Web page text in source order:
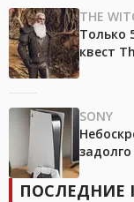
THE
Только
квест
SONY
ПОСЛЕДНИЕ